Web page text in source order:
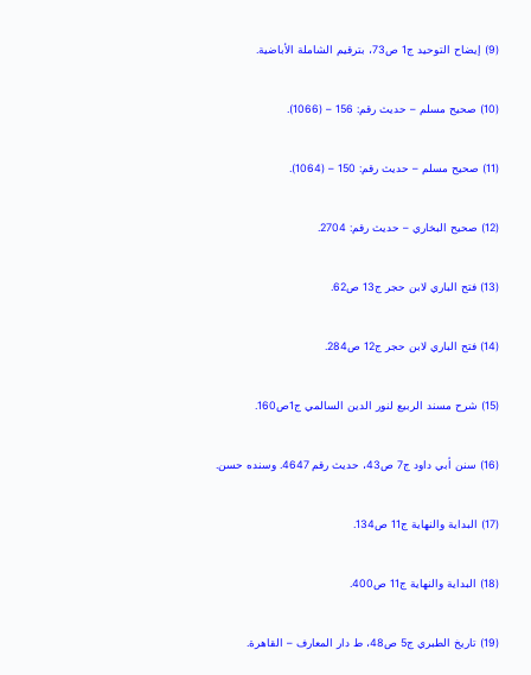
(9) إيضاح التوحيد ج1 ص73، بترقيم الشاملة الأباضية.
(10) صحيح مسلم – حديث رقم: 156 – (1066).
(11) صحيح مسلم – حديث رقم: 150 – (1064).
(12) صحيح البخاري – حديث رقم: 2704.
(13) فتح الباري لابن حجر ج13 ص62.
(14) فتح الباري لابن حجر ج12 ص284.
(15) شرح مسند الربيع لنور الدين السالمي ج1ص160.
(16) سنن أبي داود ج7 ص43، حديث رقم 4647. وسنده حسن.
(17) البداية والنهاية ج11 ص134.
(18) البداية والنهاية ج11 ص400.
(19) تاريخ الطبري ج5 ص48، ط دار المعارف – القاهرة.